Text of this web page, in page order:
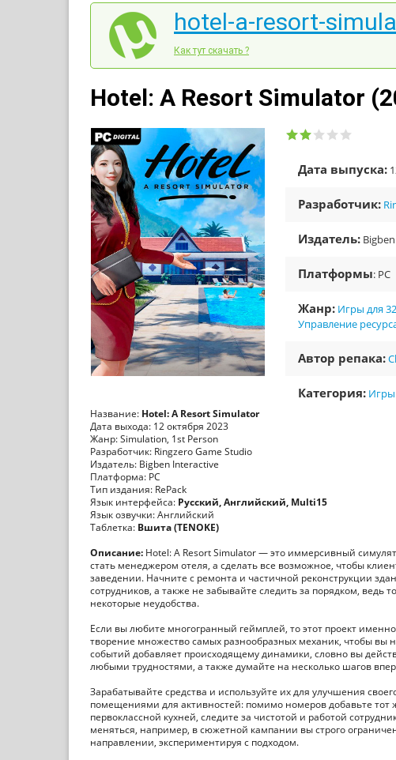
hotel-a-resort-
Как тут скачать ?
Hotel: A Resort Simulator
Дата выпуска:
Разработчик:
Издатель:
Платформы: PC
Жанр: Игры для
Управление
Автор репака:
Категория: Игры
Название: Hotel: A Resort Simulator
Дата выхода: 12 октября 2023
Жанр: Simulation, 1st Person
Разработчик: Ringzero Game Studio
Издатель: Bigben Interactive
Платформа: PC
Тип издания: RePack
Язык интерфейса: Русский, Английский, Multi15
Язык озвучки: Английский
Таблетка: Вшита (TENOKE)
Описание: Hotel: A Resort Simulator — это иммерсивный
стать менеджером отеля, а сделать все возможное, чтобы
заведении. Начните с ремонта и частичной реконструкции
сотрудников, а также не забывайте следить за порядком,
некоторые неудобства.
Если вы любите многогранный геймплей, то этот проект
творение множество самых разнообразных механик, чтобы вы
событий добавляет происходящему динамики, словно вы
любыми трудностями, а также думайте на несколько шагов
Зарабатывайте средства и используйте их для улучшения
помещениями для активностей: помимо номеров добавьте тот
первоклассной кухней, следите за чистотой и работой
меняться, например, в сюжетной кампании вы строго
направлении, экспериментируя с подходом.